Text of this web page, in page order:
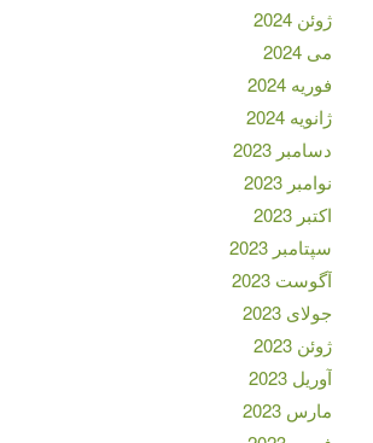
ژوئن 2024
می 2024
فوریه 2024
ژانویه 2024
دسامبر 2023
نوامبر 2023
اکتبر 2023
سپتامبر 2023
آگوست 2023
جولای 2023
ژوئن 2023
آوریل 2023
مارس 2023